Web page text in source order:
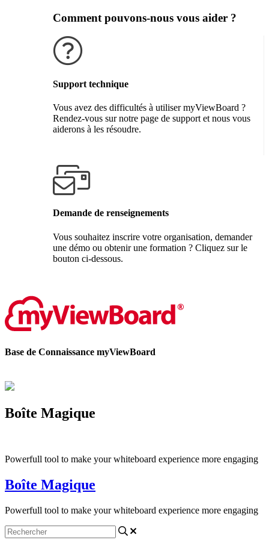
Comment pouvons-nous vous aider ?
Support technique
Vous avez des difficultés à utiliser myViewBoard ?
Rendez-vous sur notre page de support et nous vous
aiderons à les résoudre.
Demande de renseignements
Vous souhaitez inscrire votre organisation, demander
une démo ou obtenir une formation ? Cliquez sur le
bouton ci-dessous.
Base de Connaissance myViewBoard
Boîte Magique
Powerfull tool to make your whiteboard experience more engaging
Boîte Magique
Powerfull tool to make your whiteboard experience more engaging